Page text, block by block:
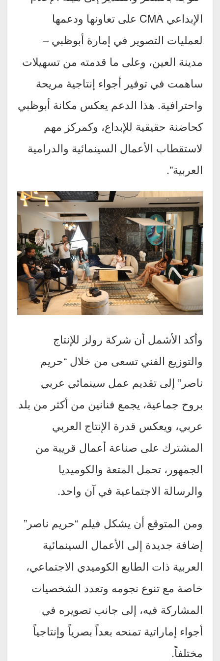
الإبداعي CMA على تعاونها ودعمها
لعمليات التصوير في إمارة أبوظبي –
مدينة العين، وعلى ما قدمته من تسهيلات
ساهمت في توفير أجواء إنتاجية مريحة
واحترافية. هذا الدعم يعكس مكانة أبوظبي
كحاضنة حقيقية للإبداع، وكمركز مهم
لاستقطاب الأعمال السينمائية والدرامية
العربية”.
وأكد الأشمل أن شركة رولز للإنتاج
والتوزيع الفني تسعى من خلال “حريم
ناصر” إلى تقديم عمل سينمائي عربي
بروح جماعية، يجمع فنانين من أكثر من بلد
عربي، ويعكس قدرة الإنتاج العربي
المشترك على صناعة أعمال قريبة من
الجمهور، تحمل المتعة والكوميديا
والرسالة الاجتماعية في آن واحد.
ومن المتوقع أن يشكل فيلم “حريم ناصر”
إضافة جديدة إلى الأعمال السينمائية
العربية ذات الطابع الكوميدي الاجتماعي،
خاصة مع تنوع نجومه وتعدد الشخصيات
المشاركة فيه، إلى جانب تصويره في
أجواء إماراتية تمنحه بعداً بصرياً وإنتاجياً
مختلفاً.